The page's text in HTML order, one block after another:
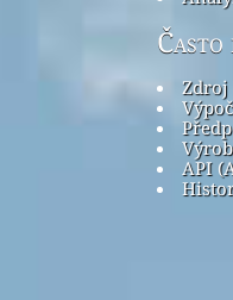
Často
Zdroj
API